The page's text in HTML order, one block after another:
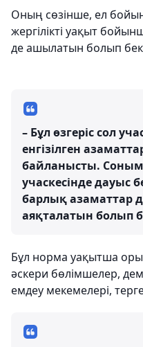
Оның сөзінше, ел
жергілікті уақыт
де ашылатын болып
– Бұл өзгеріс сол
енгізілген
байланысты.
учаскесінде дауыс
барлық азаматтар
аяқталатын болып
Бұл норма уақытша
әскери бөлімшелер,
емдеу мекемелері,